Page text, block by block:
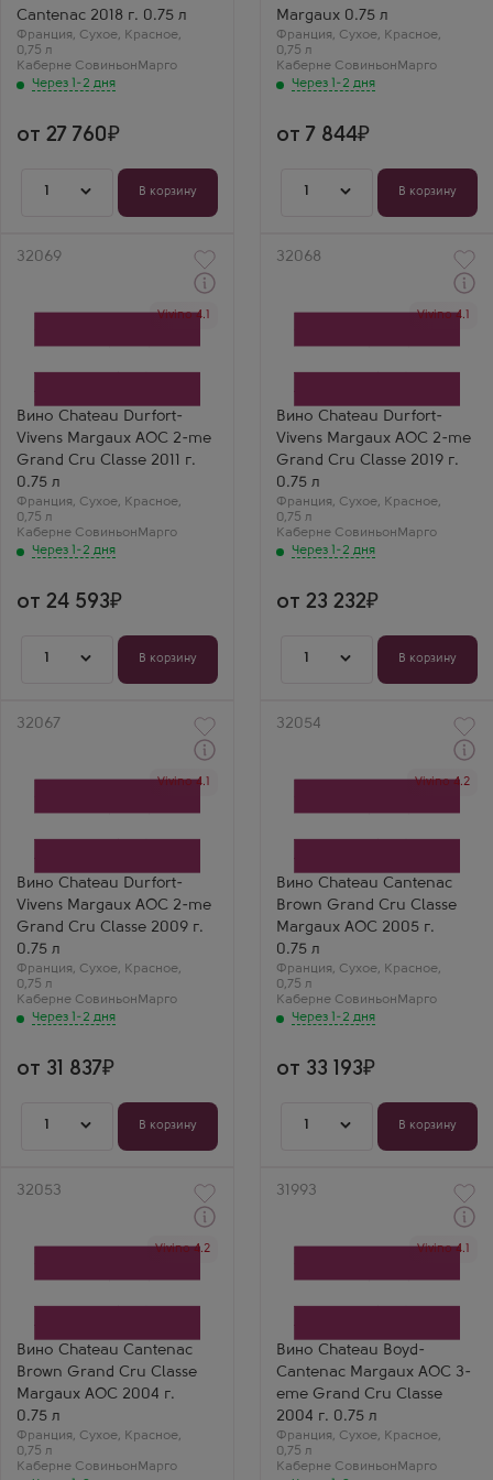
Cantenac 2018 г. 0.75 л
Франция, Сухое, Красное,
0,75 л
Каберне Совиньон Марго
Через 1-2 дня
Франция
Регион
Бордо, Марго, Медок
от 27 760
1 В корзину
Margaux 0.75 л
Франция, Сухое, Красное,
0,75 л
Каберне Совиньон Марго
Через 1-2 дня
Франция
Регион
Бордо, Марго, Медок
от 7 844
1 В корзину
Артикул
32069
Vivino 4.1
Вино Chateau Durfort-
Vivens Margaux AOC 2-me
Grand Cru Classe 2011 г.
0.75 л
Франция, Сухое, Красное,
0,75 л
Каберне Совиньон Марго
Через 1-2 дня
Красное Сухое Вино
Производитель
Страна
Франция
Регион
Бордо, Марго, Медок
от 24 593
1 В корзину
Артикул
32068
Vivino 4.1
Вино Chateau Durfort-
Vivens Margaux AOC 2-me
Grand Cru Classe 2019 г.
0.75 л
Франция, Сухое, Красное,
0,75 л
Каберне Совиньон Марго
Через 1-2 дня
Красное Сухое Вино
Производитель
Страна
Франция
Регион
Бордо, Марго, Медок
от 23 232
1 В корзину
Артикул
32067
Vivino 4.1
Вино Chateau Durfort-
Vivens Margaux AOC 2-me
Grand Cru Classe 2009 г.
0.75 л
Франция, Сухое, Красное,
0,75 л
Каберне Совиньон Марго
Через 1-2 дня
Красное Сухое Вино
Производитель
Страна
Франция
Регион
Бордо, Марго, Медок
от 31 837
1 В корзину
Артикул
32054
Vivino 4.2
Вино Chateau Cantenac
Brown Grand Cru Classe
Margaux AOC 2005 г.
0.75 л
Франция, Сухое, Красное,
0,75 л
Каберне Совиньон Марго
Через 1-2 дня
Красное Сухое Вино
Гран Крю Классе Марго
Каберне Совиньон
Страна
Франция
Регион
Бордо, Марго, Медок
от 33 193
1 В корзину
Артикул
32053
Vivino 4.2
Вино Chateau Cantenac
Brown Grand Cru Classe
Margaux AOC 2004 г.
0.75 л
Франция, Сухое, Красное,
0,75 л
Каберне Совиньон Марго
Красное Сухое Вино
Гран Крю Классе Марго
Каберне Совиньон
Страна
Франция
Регион
Бордо, Марго, Медок
Артикул
31993
Vivino 4.1
Вино Chateau Boyd-
Cantenac Margaux AOC 3-
eme Grand Cru Classe
2004 г. 0.75 л
Франция, Сухое, Красное,
0,75 л
Каберне Совиньон Марго
Красное Сухое Вино
Марго АОС 3-й Гран Крю
Сорт винограда
Каберне Совиньон
Страна
Франция
Регион
Бордо, Марго, Медок